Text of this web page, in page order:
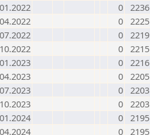
0 2236
0 2225
0 2219
0 2215
0 2216
0 2205
0 2203
0 2203
0 2195
0 2195